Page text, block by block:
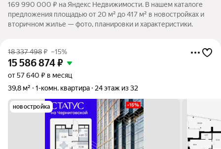
169 990 000 ₽ на Яндекс Недвижимости. В нашем каталоге
предложения площадью от 20 м² до 417 м² в новостройках и
вторичном жилье — фото, планировки и характеристики.
18 337 498₽ –15%
15 586 874₽
от 57 640 ₽ в месяц
39,8 м²
1-комн. квартира 24 этаж из 32
новостройка